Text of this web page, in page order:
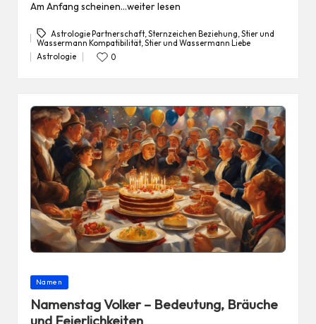
Am Anfang scheinen…weiter lesen
Tags:
Astrologie Partnerschaft,Sternzeichen Beziehung ,Stier und
Wassermann Kompatibilität, Stier und Wassermann Liebe
Posted
Astrologie 0
Posted
Namen
Namenstag Volker – Bedeutung, Bräuche